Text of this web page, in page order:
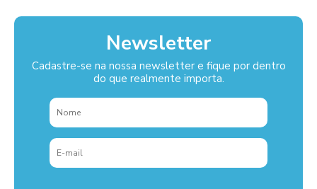
Newsletter
Cadastre-se na nossa newsletter e fique por dentro
do que realmente importa.